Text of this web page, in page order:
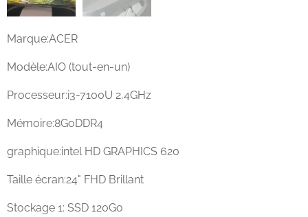
Marque:ACER
Modèle:AIO (tout-en-un)
Processeur:i3-7100U 2,4GHz
Mémoire:8GoDDR4
graphique:intel HD GRAPHICS 620
Taille écran:24" FHD Brillant
Stockage 1: SSD 120Go